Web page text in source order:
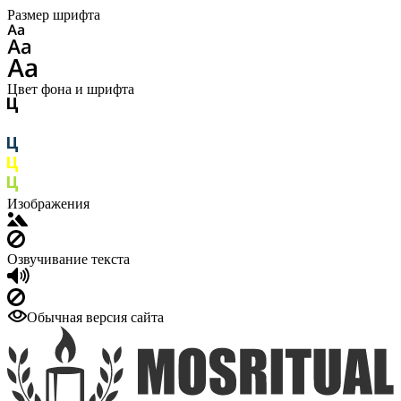
Размер шрифта
Цвет фона и шрифта
Изображения
Озвучивание текста
Обычная версия сайта